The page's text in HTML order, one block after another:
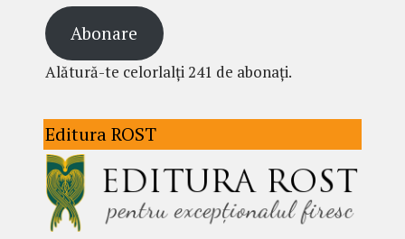
Abonare
Alătură-te celorlalți 241 de abonați.
Editura ROST